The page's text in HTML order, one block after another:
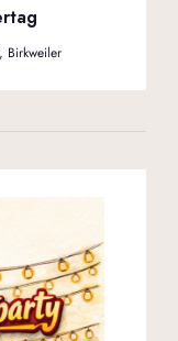
Birkweiler